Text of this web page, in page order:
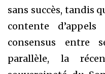
sans succès, tandis
contente
consensus entre
parallèle, la